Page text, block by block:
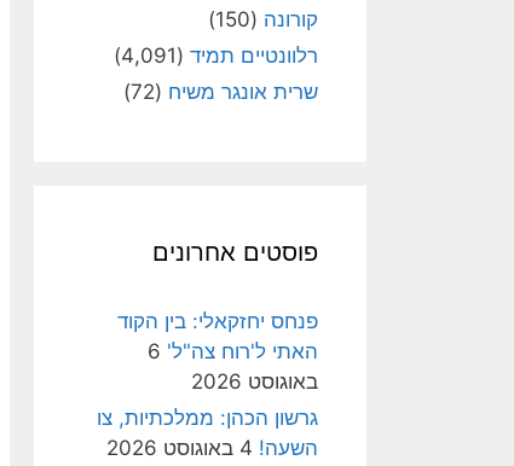
קורונה (150)
רלוונטיים תמיד (4,091)
שרית אונגר משיח (72)
פוסטים אחרונים
פנחס יחזקאלי: בין הקוד
האתי ל'רוח צה"ל' 6
באוגוסט 2026
גרשון הכהן: ממלכתיות, צו
השעה! 4 באוגוסט 2026